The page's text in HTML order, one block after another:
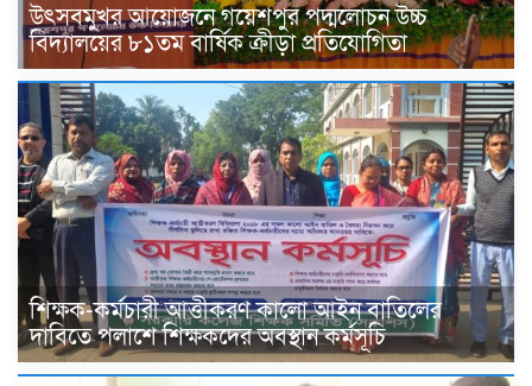
উৎসবমুখর আয়োজনে গয়েশপুর পদ্মলোচন উচ্চ
বিদ্যালয়ের ৮১তম বার্ষিক ক্রীড়া প্রতিযোগিতা
শিক্ষক-কর্মচারী আত্তীকরণ কালো আইন বাতিলের
দাবিতে পলাশে শিক্ষকদের অবস্থান কর্মসূচি